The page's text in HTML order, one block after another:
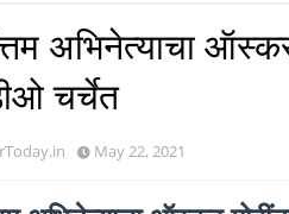
अभिनेत्याचा
चर्चेत
May 22, 2021